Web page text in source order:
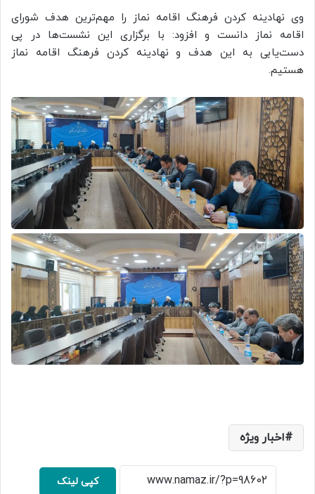
وی نهادینه کردن فرهنگ اقامه نماز را مهم‌ترین هدف شورای
اقامه نماز دانست و افزود: با برگزاری این نشست‌ها در پی
دست‌یابی به این هدف و نهادینه کردن فرهنگ اقامه نماز
هستیم.
اخبار ویژه
کپی لینک